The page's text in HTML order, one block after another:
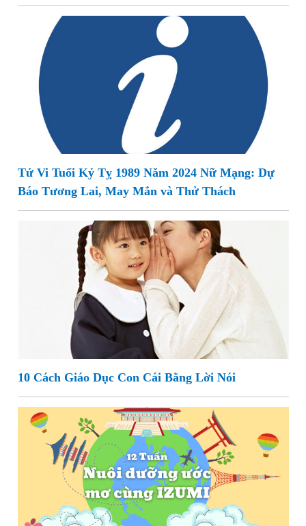
Tử Vi Tuổi Kỷ Tỵ 1989 Năm 2024 Nữ Mạng: Dự
Báo Tương Lai, May Mắn và Thử Thách
10 Cách Giáo Dục Con Cái Bằng Lời Nói